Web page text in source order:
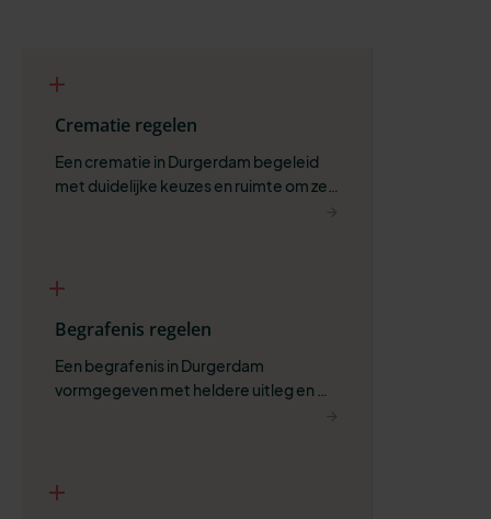
Crematie regelen
Een crematie in Durgerdam begeleid
met duidelijke keuzes en ruimte om zelf
Begrafenis regelen
Een begrafenis in Durgerdam
vormgegeven met heldere uitleg en